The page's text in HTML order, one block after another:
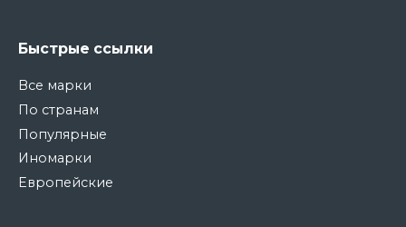
Быстрые ссылки
Все марки
По странам
Популярные
Иномарки
Европейские